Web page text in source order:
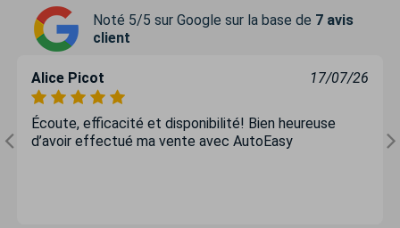
Noté 5/5 sur Google sur la base de 7 avis
client
Alice Picot 17/07/26
Écoute, efficacité et disponibilité! Bien heureuse
d’avoir effectué ma vente avec AutoEasy